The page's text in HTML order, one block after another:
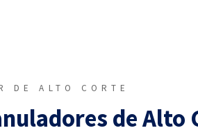
DE ALTO CORTE
de Alto